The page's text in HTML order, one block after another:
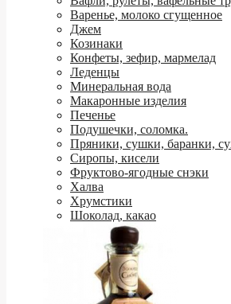
Варенье, молоко сгущенное
Джем
Козинаки
Конфеты, зефир, мармелад
Леденцы
Минеральная вода
Макаронные изделия
Печенье
Подушечки, соломка.
Пряники, сушки, баранки,
Сиропы, кисели
Фруктово-ягодные снэки
Халва
Хрумстики
Шоколад, какао